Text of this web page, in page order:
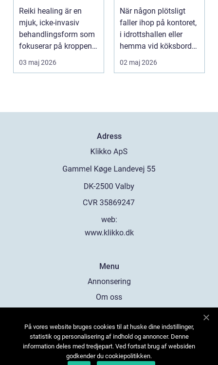
djupare
återhämtning
Reiki healing är en
mjuk, icke-invasiv
behandlingsform som
fokuserar på kroppens
egen förmåga att lä...
03 maj 2026
sekunderna
räknas
När någon plötsligt
faller ihop på kontoret,
i idrottshallen eller
hemma vid köksbordet
finns det ba...
02 maj 2026
Adress
web:
www.klikko.dk
Menu
Annonsering
Om oss
Kontakta oss
Sitemap
På vores website bruges cookies til at huske dine indstillinger,
statistik og personalisering af indhold og annoncer. Denne
information deles med tredjepart. Ved fortsat brug af websiden
godkender du cookiepolitikken.